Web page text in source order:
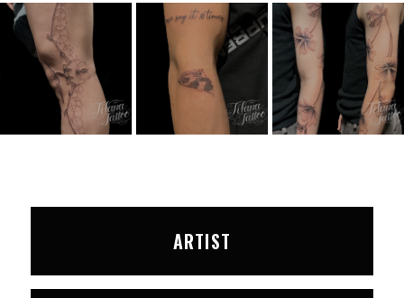
ARTIST